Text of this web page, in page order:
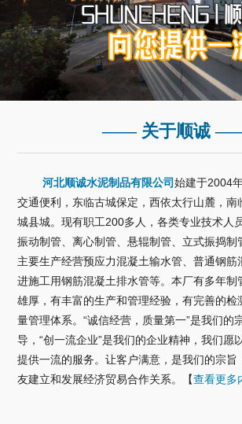
—— 关于顺诚
河北顺诚水泥制品有限公司始建于2004
交通便利，东临古城保定，西依太行山麓，南
城县城。现有职工200多人，各类专业技术人
振动制管、离心制管、悬辊制管、立式振捣制
主要生产经营预应力混凝土输水管、普通钢筋
进施工用钢筋混凝土排水管等。本厂有多年制
雄厚，有丰富的生产和管理经验，有完善的检
量管理体系。“诚信经营，质量第一”是我们的
导，“创一流企业”是我们的企业精神，我们愿
提供一流的服务。让客户满意，是我们的宗旨
友建立和发展经济贸易合作关系。【查看更多